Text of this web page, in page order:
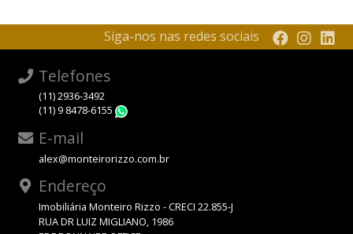
Siga-nos nas redes sociais
Telefones
(11) 2936-3492
(11) 9 8478-6155
E-mail
alex@monteirorizzo.com.br
Endereço
Imobiliária Monteiro Rizzo - CRECI 22.855-J
RUA DR LUIZ MIGLIANO, 1986